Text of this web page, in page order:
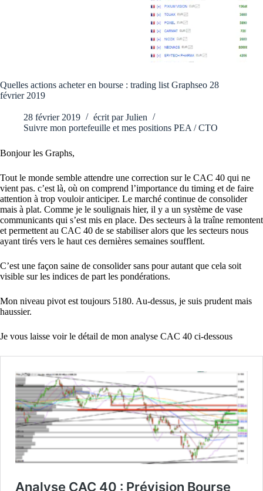
Quelles actions acheter en bourse : trading list Graphseo 28
février 2019
28 février 2019 écrit par Julien
Suivre mon portefeuille et mes positions PEA / CTO
Bonjour les Graphs,
Tout le monde semble attendre une correction sur le CAC 40 qui ne
vient pas. c’est là, où on comprend l’importance du timing et de faire
attention à trop vouloir anticiper. Le marché continue de consolider
mais à plat. Comme je le soulignais hier, il y a un système de vase
communicants qui s’est mis en place. Des secteurs à la traîne remontent
et permettent au CAC 40 de se stabiliser alors que les secteurs nous
ayant tirés vers le haut ces dernières semaines soufflent.
C’est une façon saine de consolider sans pour autant que cela soit
visible sur les indices de part les pondérations.
Mon niveau pivot est toujours 5180. Au-dessus, je suis prudent mais
haussier.
Je vous laisse voir le détail de mon analyse CAC 40 ci-dessous